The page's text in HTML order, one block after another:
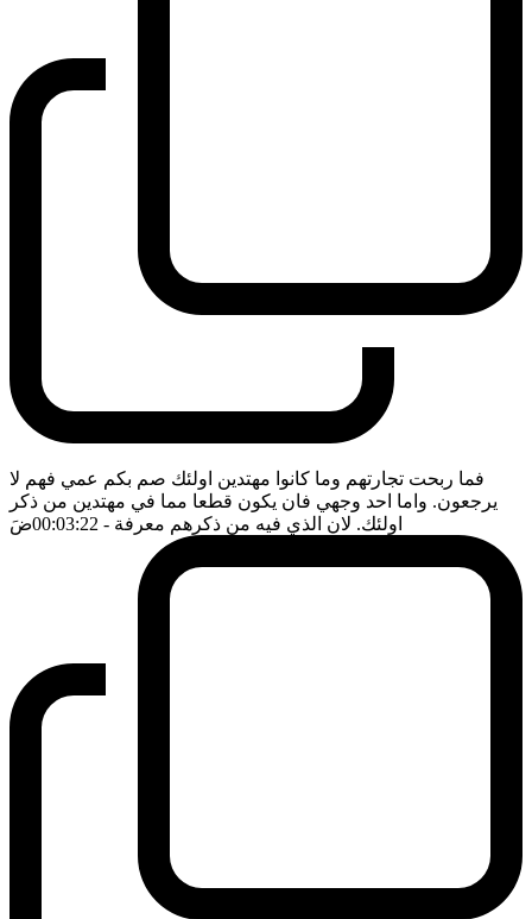
فما ربحت تجارتهم وما كانوا مهتدين اولئك صم بكم عمي فهم لا
يرجعون. واما احد وجهي فان يكون قطعا مما في مهتدين من ذكر
اولئك. لان الذي فيه من ذكرهم معرفة - 00:03:22 ضَ